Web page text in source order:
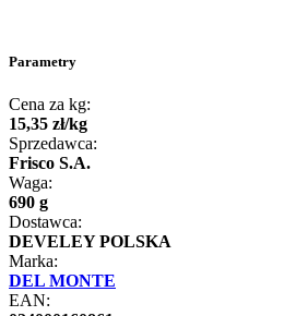
Parametry
Cena za kg:
15,35 zł/kg
Sprzedawca:
Frisco S.A.
Waga:
690 g
Dostawca:
DEVELEY POLSKA
Marka:
DEL MONTE
EAN: